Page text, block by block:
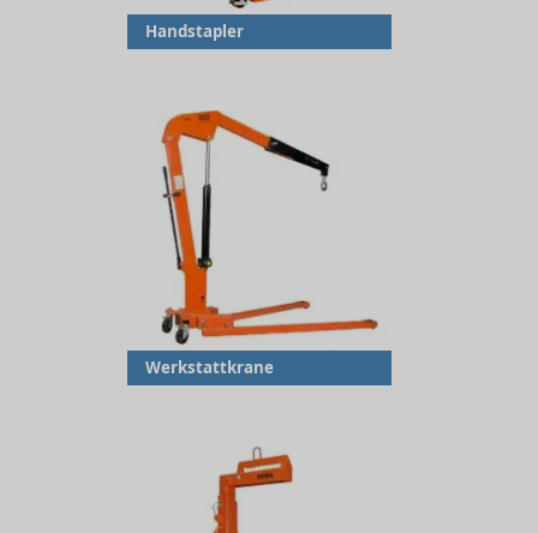
Handstapler
Werkstattkrane